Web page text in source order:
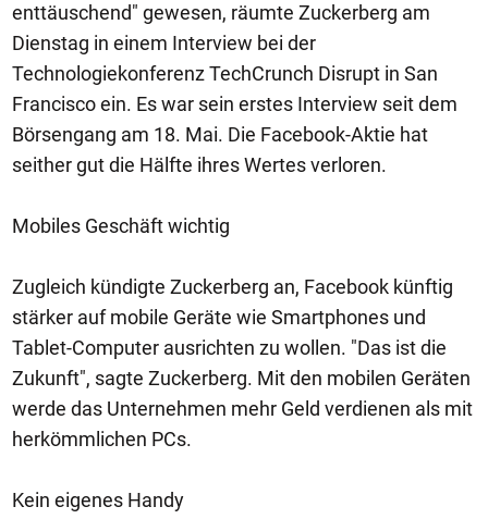
enttäuschend" gewesen, räumte Zuckerberg am
Dienstag in einem Interview bei der
Technologiekonferenz TechCrunch Disrupt in San
Francisco ein. Es war sein erstes Interview seit dem
Börsengang am 18. Mai. Die Facebook-Aktie hat
seither gut die Hälfte ihres Wertes verloren.
Mobiles Geschäft wichtig
Zugleich kündigte Zuckerberg an, Facebook künftig
stärker auf mobile Geräte wie Smartphones und
Tablet-Computer ausrichten zu wollen. "Das ist die
Zukunft", sagte Zuckerberg. Mit den mobilen Geräten
werde das Unternehmen mehr Geld verdienen als mit
herkömmlichen PCs.
Kein eigenes Handy